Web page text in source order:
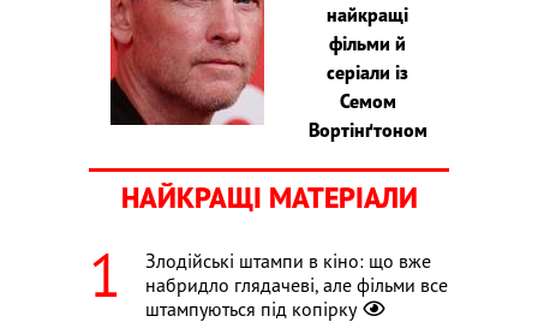
найкращі
фільми й
серіали із
Семом
Вортінґтоном
НАЙКРАЩІ МАТЕРІАЛИ
Злодійські штампи в кіно: що вже
набридло глядачеві, але фільми все
штампуються під копірку